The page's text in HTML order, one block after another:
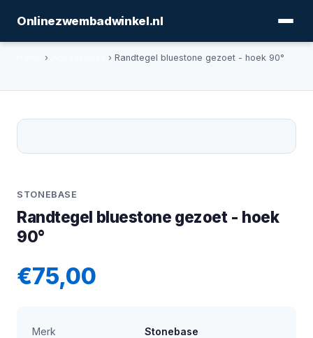
Onlinezwembadwinkel.nl
› › Randtegel bluestone gezoet - hoek 90°
STONEBASE
Randtegel bluestone gezoet - hoek
90°
€75,00
Merk Stonebase